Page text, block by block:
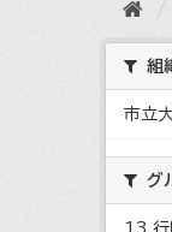
組
市立
グ